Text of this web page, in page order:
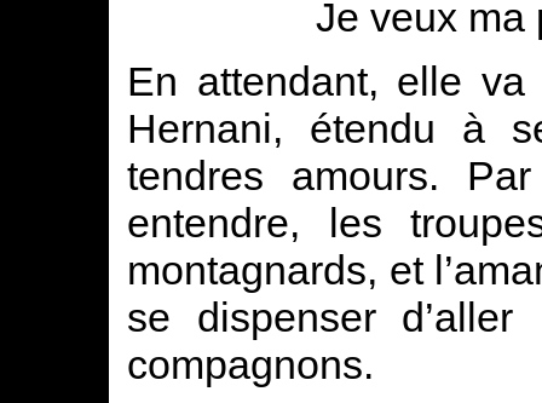
Je veux ma
En attendant, elle va
Hernani, étendu à
tendres amours.
entendre, les
montagnards, et
se dispenser
compagnons.